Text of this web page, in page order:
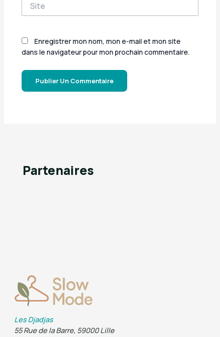
Enregistrer mon nom, mon e-mail et mon site
dans le navigateur pour mon prochain commentaire.
Partenaires
Les Djadjas
55 Rue de la Barre, 59000 Lille